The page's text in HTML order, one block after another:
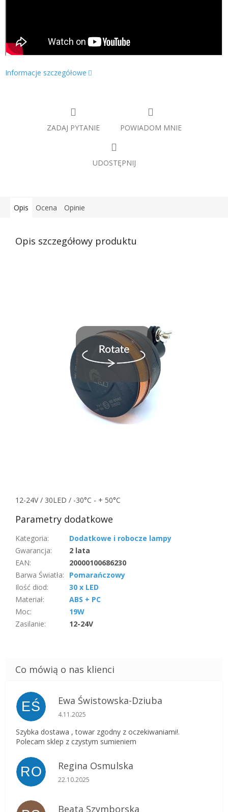
Informacje szczegółowe
ZADAJ PYTANIE POWIADOM MNIE
UDOSTĘPNIJ
Opis Ocena Opinie
Opis szczegółowy produktu
12-24V / 30LED / -30°C - + 50°C
Parametry dodatkowe
Kategoria:
Dodatkowe i robocze lampy
Gwarancja:
2 lata
EAN:
20000100686230
Barwa Światła:
Pomarańczowy
Ilość diod:
30 x LED
Materiał:
ABS + PC
Moc:
19W
Zasilanie: 12-24V
EŚ Ewa Świstowska-Dziuba
Ocena sklepu to 5 na 5 gwiazdek.
4.11.2025
Szybka dostawa , towar zgodny z oczekiwaniami!.
Polecam sklep z czystym sumieniem
RO Regina Osmulska
Ocena sklepu to 5 na 5 gwiazdek.
22.10.2025
Beata Szymborska